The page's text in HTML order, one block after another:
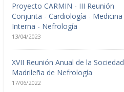
Proyecto CARMIN - III Reunión
Conjunta - Cardiología - Medicina
Interna - Nefrología
13/04/2023
XVII Reunión Anual de la Sociedad
Madrileña de Nefrología
17/06/2022